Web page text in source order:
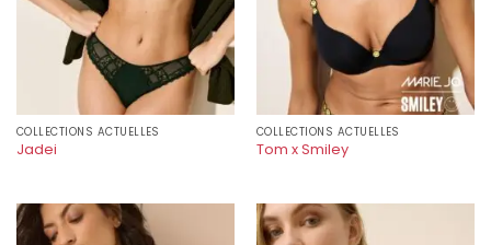
COLLECTIONS ACTUELLES
Jadei
COLLECTIONS ACTUELLES
Tom x Smiley